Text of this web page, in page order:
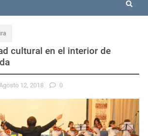
cultural en el interior de
Agosto 12, 2018 0